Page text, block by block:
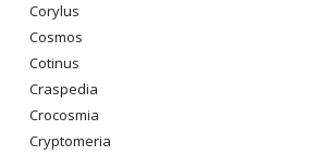
Corylus
Cosmos
Cotinus
Craspedia
Crocosmia
Cryptomeria